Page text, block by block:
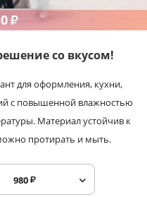
₽
со вкусом!
для оформления, кухни,
с повышенной влажностью
Материал устойчив к
протирать и мыть.
980₽